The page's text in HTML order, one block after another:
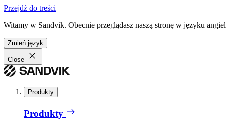
Przejdź do treści
Witamy w Sandvik. Obecnie przeglądasz naszą stronę w języku
Zmień język
Close
Produkty
Produkty